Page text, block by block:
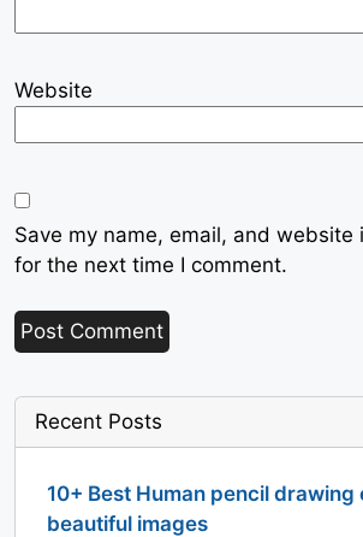
Website
Save my name, email, and website
for the next time I comment.
Recent Posts
10+ Best Human pencil drawing
beautiful images